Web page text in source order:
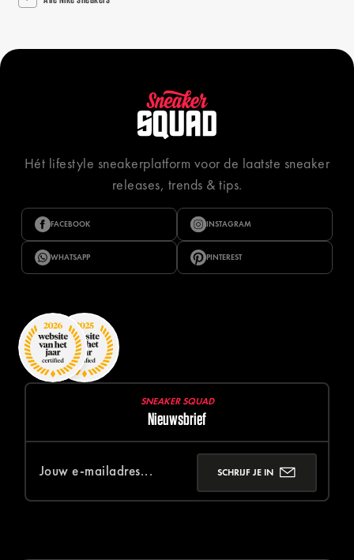
Hét lifestyle sneakerplatform voor de laatste sneaker
releases, trends & tips.
FACEBOOK INSTAGRAM
WHATSAPP PINTEREST
SNEAKER SQUAD
Nieuwsbrief
SCHRIJF JE IN